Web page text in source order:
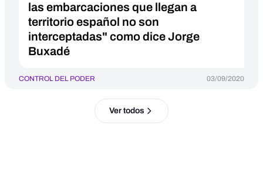
las embarcaciones que llegan a
territorio español no son
interceptadas" como dice Jorge
Buxadé
CONTROL DEL PODER 03/09/2020
Ver todos